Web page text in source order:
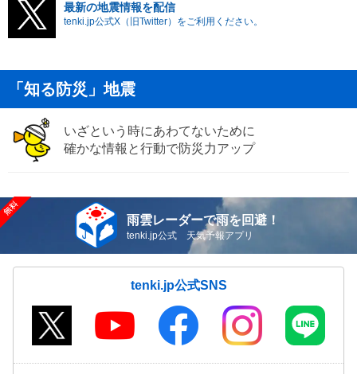
最新の地震情報を配信
tenki.jp公式X（旧Twitter）をご利用ください。
「知る防災」地震
いざという時にあわてないために
確かな情報と行動で防災力アップ
雨雲レーダーで雨を回避！
tenki.jp公式 天気予報アプリ
tenki.jp公式SNS